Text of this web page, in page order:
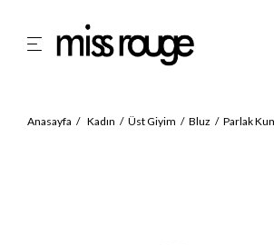
Anasayfa Kadın Üst Giyim Bluz
Parlak